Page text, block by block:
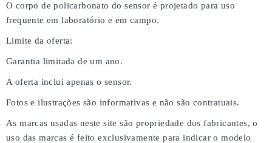
O corpo de policarbonato do sensor é projetado para uso
frequente em laboratório e em campo.
Limite da oferta:
Garantia limitada de um ano.
A oferta inclui apenas o sensor.
Fotos e ilustrações são informativas e não são contratuais.
As marcas usadas neste site são propriedade dos fabricantes, o
uso das marcas é feito exclusivamente para indicar o modelo